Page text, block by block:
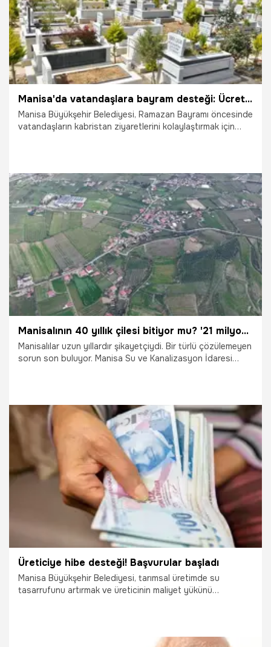
diyerek ulaşımda kolaylık projelerinin süreceğini müjdeledi.
Manisa'da vatandaşlara bayram desteği: Ücretsiz seferler başlayacak!
Manisa Büyükşehir Belediyesi, Ramazan Bayramı öncesinde
vatandaşların kabristan ziyaretlerini kolaylaştırmak için
ulaşabilmesi için gerekli planlamaları yaptıklarını belirtti.
17.03.2026 Manisa
Manisalının 40 yıllık çilesi bitiyor mu? '21 milyonluk işi 5 milyona bitiriyoruz'
Manisalılar uzun yıllardır şikayetçiydi. Bir türlü çözülemeyen
sorun son buluyor. Manisa Su ve Kanalizasyon İdaresi
kilometrelik ana hat ve 550 abonenin branşman bağlantıları
modern altyapı sistemiyle yenilecek.
5.03.2026 Manisa
Üreticiye hibe desteği! Başvurular başladı
Manisa Büyükşehir Belediyesi, tarımsal üretimde su
tasarrufunu artırmak ve üreticinin maliyet yükünü